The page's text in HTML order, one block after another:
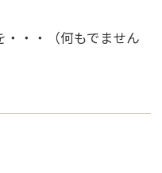
・・（何もでません